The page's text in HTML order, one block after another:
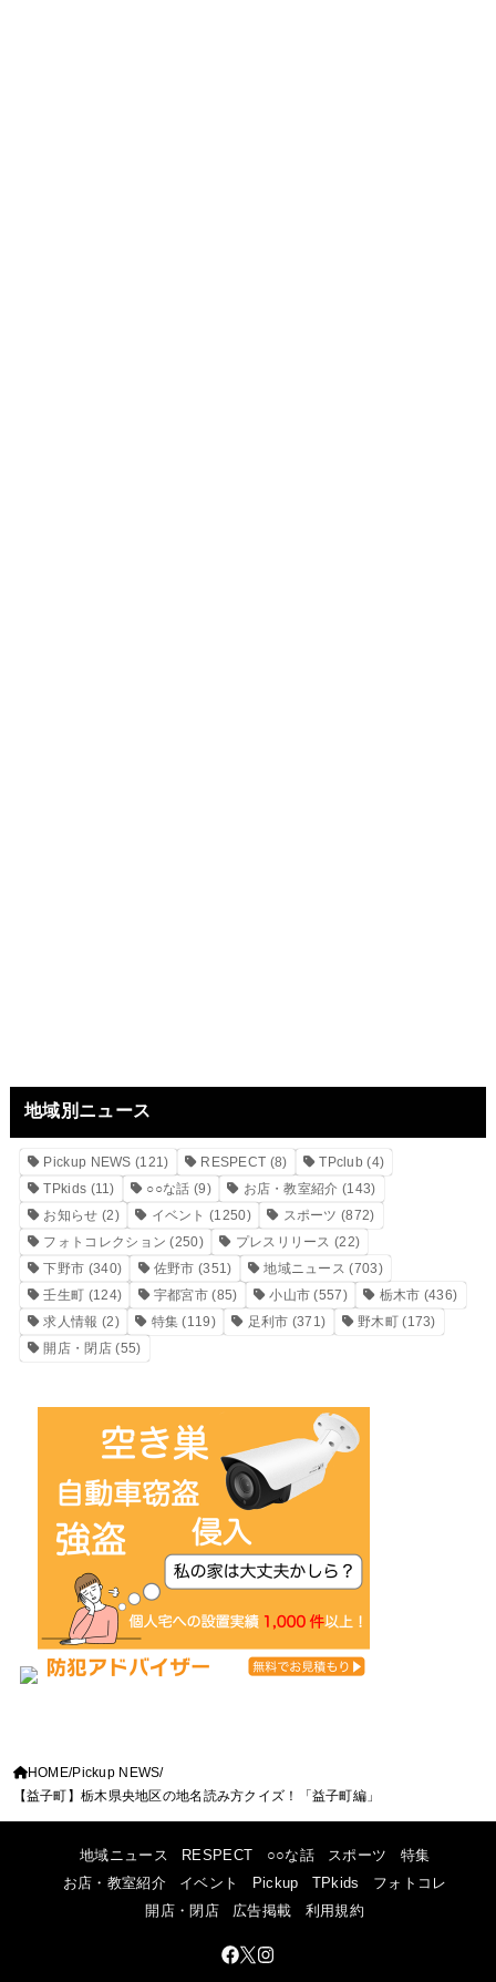
地域別ニュース
Pickup NEWS (121) RESPECT (8) TPclub (4)
TPkids (11) ○○な話 (9) お店・教室紹介 (143)
お知らせ (2) イベント (1250) スポーツ (872)
フォトコレクション (250) プレスリリース (22)
下野市 (340) 佐野市 (351) 地域ニュース (703)
壬生町 (124) 宇都宮市 (85) 小山市 (557) 栃木市 (436)
求人情報 (2) 特集 (119) 足利市 (371) 野木町(173)
開店・閉店(55)
HOME Pickup NEWS
【益子町】栃木県央地区の地名読み方クイズ！「益子町編」
地域ニュース RESPECT ○○な話 スポーツ
特集
お店・教室紹介
イベント Pickup TPkids
フォトコレ
開店・閉店
広告掲載 利用規約